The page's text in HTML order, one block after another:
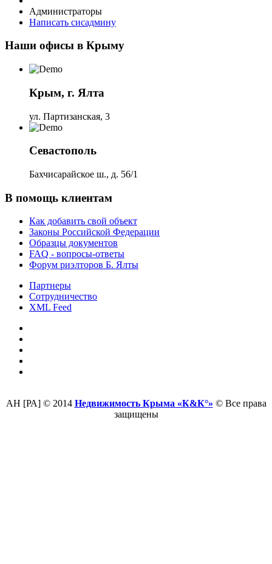
Администраторы
Написать сисадмину
Наши офисы в Крыму
Крым, г. Ялта
ул. Партизанская, 3
Севастополь
Бахчисарайское ш., д. 56/1
В помощь клиентам
Как добавить свой объект
Законы Российской Федерации
Образцы документов
FAQ - вопросы-ответы
Форум риэлторов Б. Ялты
Партнеры
Сотрудничество
XML Feed
АН [РА] © 2014 Недвижимость Крыма «К&К°» © Все права
защищены